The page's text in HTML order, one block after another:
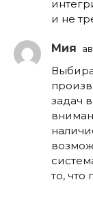
и не
Мия
задач
то, что